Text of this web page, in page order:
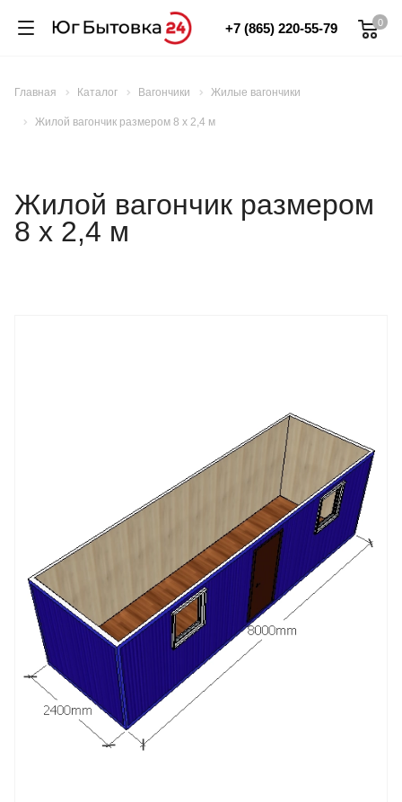
0
+7 (865) 220-55-79
Главная Каталог Вагончики Жилые вагончики
Жилой вагончик размером 8 х 2,4 м
Жилой вагончик размером
8 х 2,4 м